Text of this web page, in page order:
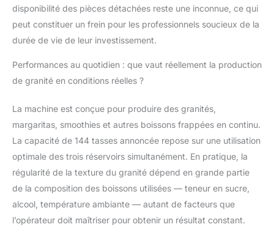
boissons froides.
Veuillez noter que la
teneur en sucre doit
être supérieure à 6 %
alcool doit être
comprise entre 4 % et
de granité sans sucre
Granité en une seule
simplement le liquide,
sélectionnez un
programme et laissez la
magie opérer. Vous
pouvez également
granité pour obtenir un
disponibilité des pièces détachées reste une inconnue, ce qui
peut constituer un frein pour les professionnels soucieux de la
durée de vie de leur investissement.
Performances au quotidien : que vaut réellement la production
de granité en conditions réelles ?
La machine est conçue pour produire des granités,
margaritas, smoothies et autres boissons frappées en continu.
La capacité de 144 tasses annoncée repose sur une utilisation
optimale des trois réservoirs simultanément. En pratique, la
régularité de la texture du granité dépend en grande partie
de la composition des boissons utilisées — teneur en sucre,
alcool, température ambiante — autant de facteurs que
l’opérateur doit maîtriser pour obtenir un résultat constant.